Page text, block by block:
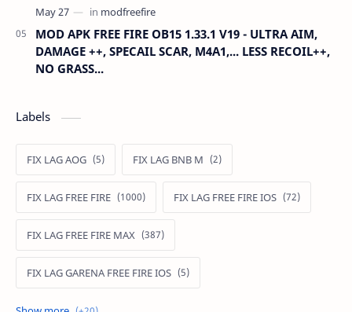
MOD APK FREE FIRE OB15 1.33.1 V19 - ULTRA AIM,
DAMAGE ++, SPECAIL SCAR, M4A1,... LESS RECOIL++,
NO GRASS...
Labels
FIX LAG AOG FIX LAG BNB M
FIX LAG FREE FIRE FIX LAG FREE FIRE IOS
FIX LAG FREE FIRE MAX
FIX LAG GARENA FREE FIRE IOS